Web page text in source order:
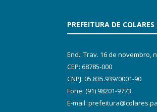
PREFEITURA DE COLARES
End.: Trav. 16 de novembro,
CEP: 68785-000
CNPJ: 05.835.939/0001-90
Fone: (91) 98201-9773
E-mail: